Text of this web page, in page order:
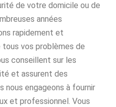
de votre domicile ou de
années
rapidement et
vos problèmes de
conseillent sur les
et assurent des
nous engageons à fournir
et professionnel. Vous